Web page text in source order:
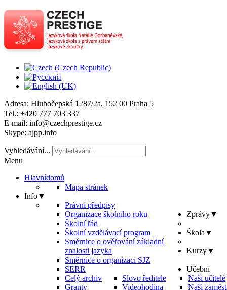
Adresa: Hlubočepská 1287/2a, 152 00 Praha 5
Tel.: +420 777 703 337
E-mail: info@czechprestige.cz
Skype: ajpp.info
Vyhledávání...
Menu
Hlavnídomů
Mapa stránek
Info▼
Právní předpisy
Organizace školního roku
Školní řád
Školní vzdělávací program
Směrnice o ověřování základní
znalosti jazyka
Směrnice o organizaci SJZ
SERR
Zprávy▼
Celý archiv
Granty
Škola ▼
Slovo ředitele
Videohodina
Naši učitelé
Naši
Kurzy▼
Učební